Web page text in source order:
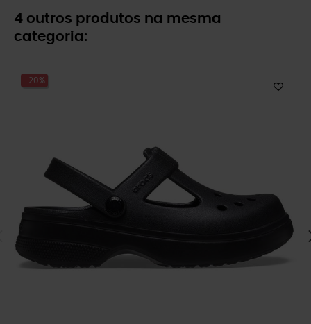
4 outros produtos na mesma
categoria:
-20%